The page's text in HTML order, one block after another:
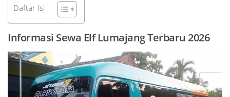
Daftar Isi
Informasi Sewa Elf Lumajang Terbaru 2026